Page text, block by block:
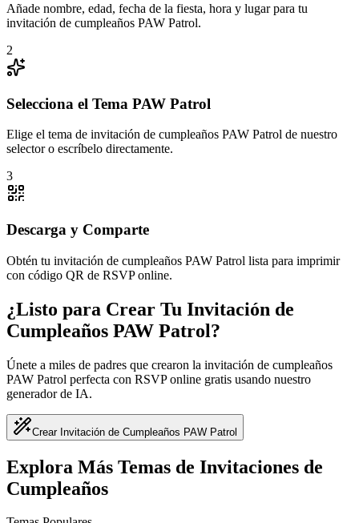
Añade nombre, edad, fecha de la fiesta, hora y lugar para tu
invitación de cumpleaños PAW Patrol.
2
Selecciona el Tema PAW Patrol
Elige el tema de invitación de cumpleaños PAW Patrol de nuestro
selector o escríbelo directamente.
3
Descarga y Comparte
Obtén tu invitación de cumpleaños PAW Patrol lista para imprimir
con código QR de RSVP online.
¿Listo para Crear Tu Invitación de
Cumpleaños PAW Patrol?
Únete a miles de padres que crearon la invitación de cumpleaños
PAW Patrol perfecta con RSVP online gratis usando nuestro
generador de IA.
Crear Invitación de Cumpleaños PAW Patrol
Explora Más Temas de Invitaciones de
Cumpleaños